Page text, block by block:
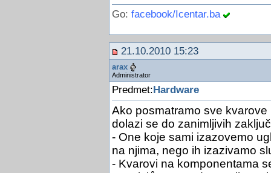
Go: facebook/Icentar.ba
21.10.2010 15:23
arax
Administrator
Predmet: Hardware
Ako posmatramo sve
dolazi se do zanimljivih
- One koje sami izazovemo
na njima, nego ih izazivamo
- Kvarovi na komponentama